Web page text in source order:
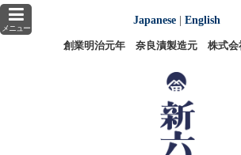
メニュー
創業明治元年 奈良漬製造元 株式会
Japanese |English